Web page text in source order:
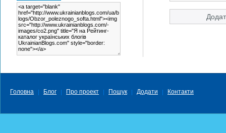
Головна Блог Про проект Пошук Додати Контакти